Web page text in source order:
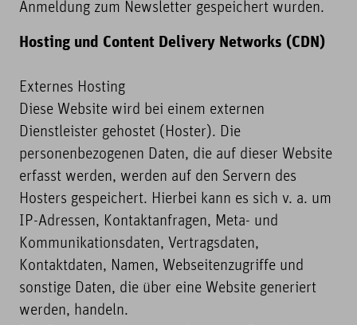
Anmeldung zum Newsletter gespeichert wurden.
Hosting und Content Delivery Networks (CDN)
Externes Hosting
Diese Website wird bei einem externen
Dienstleister gehostet (Hoster). Die
personenbezogenen Daten, die auf dieser Website
erfasst werden, werden auf den Servern des
Hosters gespeichert. Hierbei kann es sich v. a. um
IP-Adressen, Kontaktanfragen, Meta- und
Kommunikationsdaten, Vertragsdaten,
Kontaktdaten, Namen, Webseitenzugriffe und
sonstige Daten, die über eine Website generiert
werden, handeln.